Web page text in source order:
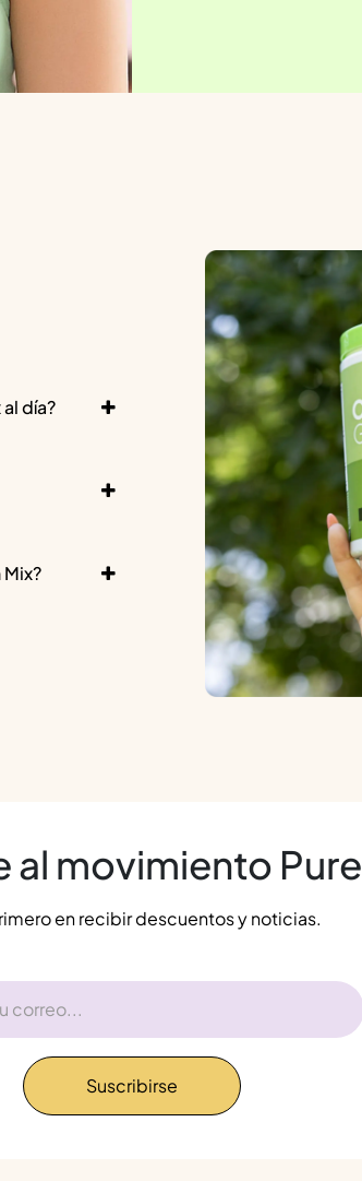
día?
al movimiento Pure
en recibir descuentos y noticias.
Suscribirse